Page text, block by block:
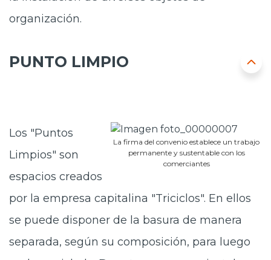
organización.
PUNTO LIMPIO
La firma del convenio establece un trabajo
permanente y sustentable con los
comerciantes
Los "Puntos
Limpios" son
espacios creados
por la empresa capitalina "Triciclos". En ellos
se puede disponer de la basura de manera
separada, según su composición, para luego